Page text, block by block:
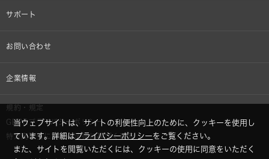
車載製品
設備音響機器
半導体レーザー応用製品
サポート
個人向け製品サポート
お問い合わせ
その他、メディア 取材関連等のお問い合わせ
企業情報
株式会社オーディオテクニカ
採用情報
規約・規定
GDPRプライバシーポリシー
特定商取引に関する法律に基づく表示
当ウェブサイトは、サイトの利便性向上のために、クッキーを使用し
ています。詳細はプライバシーポリシーをご覧ください。
また、サイトを閲覧いただくには、クッキーの使用に同意をいただく